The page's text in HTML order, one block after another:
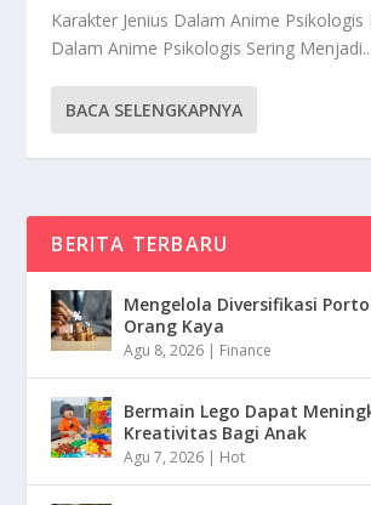
Karakter Jenius Dalam Anime Psikologis
Dalam Anime Psikologis Sering Menjadi...
BACA SELENGKAPNYA
BERITA TERBARU
Mengelola Diversifikasi
Orang Kaya
Agu 8, 2026 | Finance
Bermain Lego Dapat
Kreativitas Bagi Anak
Agu 7, 2026 | Hot